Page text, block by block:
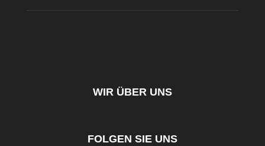
WIR ÜBER UNS
FOLGEN SIE UNS